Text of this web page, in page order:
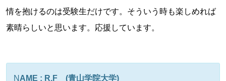
情を抱けるのは受験生だけです。そういう時も楽しめれば
素晴らしいと思います。応援しています。
N AME : R.F (青山学院大学)